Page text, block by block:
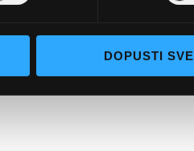
DOPUSTI SVE